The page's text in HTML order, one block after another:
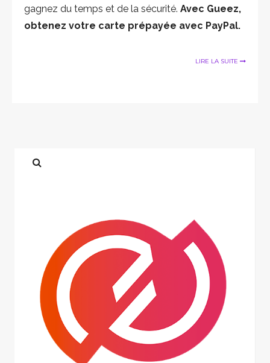
gagnez du temps et de la sécurité. Avec Gueez,
obtenez votre carte prépayée avec PayPal.
LIRE LA SUITE